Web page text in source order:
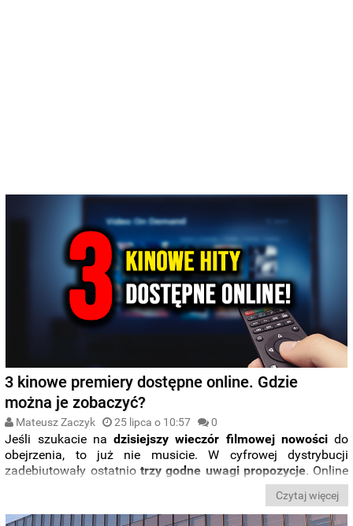
3 kinowe premiery dostępne online. Gdzie
można je zobaczyć?
Mateusz Zaczyk 25 lipca o 10:57 0
Jeśli szukacie nadzisiejszy wieczór filmowej nowoścido
obejrzenia, to już nie musicie. W cyfrowej dystrybucji
zadebiutowały ostatnio trzy godne uwagi propozycje. Online
Disneya, dramat z
i thriller science fiction zAdamem
Driverem. Gdzie je obejrzeć? Poznajcie szczegóły.
Czytaj więcej